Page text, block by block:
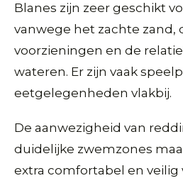
Blanes zijn zeer geschikt
vanwege het zachte zand,
voorzieningen en de
wateren. Er zijn vaak
eetgelegenheden vlakbij.
De aanwezigheid van
duidelijke zwemzones
extra comfortabel en veilig